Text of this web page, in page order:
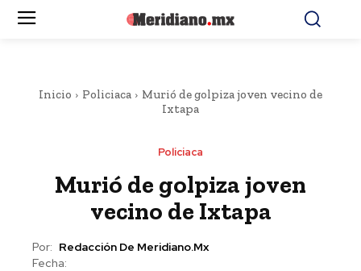
Inicio Policiaca
Murió de golpiza joven vecino de
Ixtapa
Policiaca
Murió de golpiza joven
vecino de Ixtapa
Por: Redacción De Meridiano.mx
Fecha: